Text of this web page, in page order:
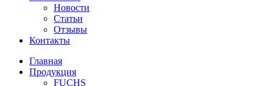
Новости
Статьи
Отзывы
Контакты
Главная
Продукция
FUCHS